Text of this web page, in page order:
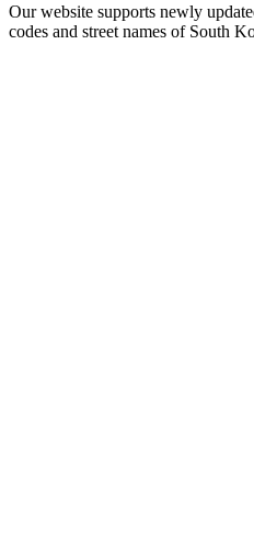
Our website supports newly
codes and street names of South